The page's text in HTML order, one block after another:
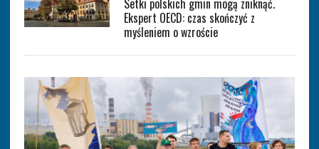
Ekspert OECD: czas skończyć z
myśleniem o wzroście